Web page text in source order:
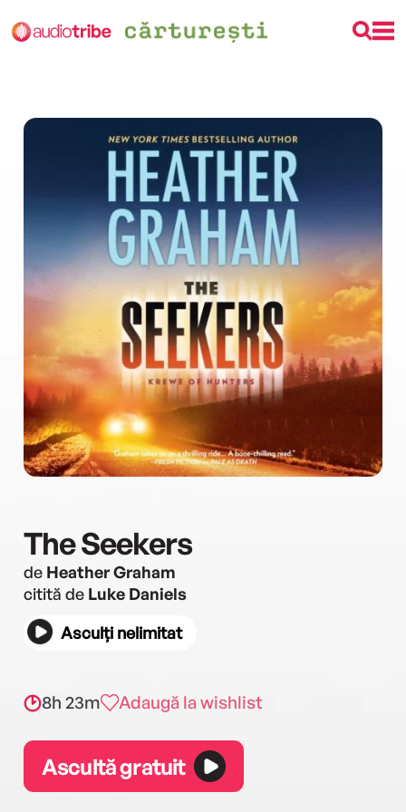
The Seekers
de Heather Graham
citită de Luke Daniels
Asculți nelimitat
8h 23m Adaugă la wishlist
Ascultă gratuit